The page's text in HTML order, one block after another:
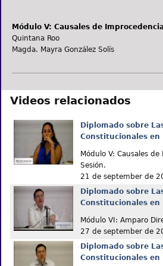
Módulo V: Causales de
Quintana Roo
Magda. Mayra González Solís
Videos relacionados
Diplomado sobre
Constitucionales en
Módulo V: Causales
Sesión.
21 de september de
Diplomado sobre
Constitucionales en
Módulo VI: Amparo
27 de september de
Diplomado sobre
Constitucionales en